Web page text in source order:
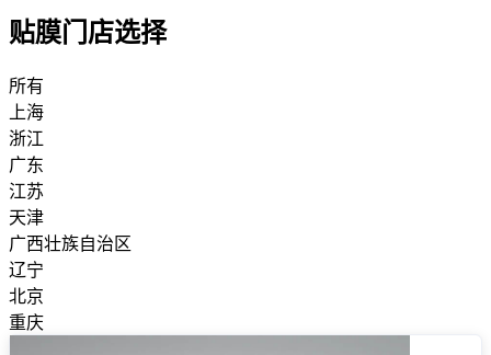
贴膜门店选择
所有
上海
浙江
广东
江苏
天津
广西壮族自治区
辽宁
北京
重庆